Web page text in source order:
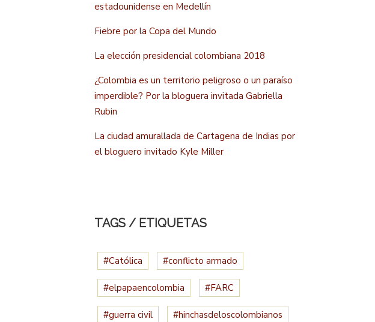
estadounidense en Medellín
Fiebre por la Copa del Mundo
La elección presidencial colombiana 2018
¿Colombia es un territorio peligroso o un paraíso
imperdible? Por la bloguera invitada Gabriella
Rubin
La ciudad amurallada de Cartagena de Indias por
el bloguero invitado Kyle Miller
TAGS / ETIQUETAS
#Católica #conflicto armado
#elpapaencolombia #FARC
#guerra civil #hinchasdeloscolombianos